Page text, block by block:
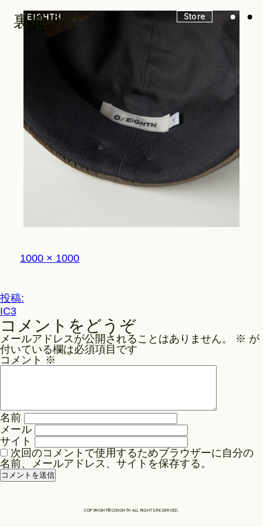
Store
Look
Construction
News
Store
裏地-002
フ
ル
ズ
1000 × 1000
投
稿
ナ
ビ
ゲ
ョ
ン
投稿:
IC3
コメントをどうぞ
メールアドレスが公開されることはありません。 ※ が
付いている欄は必須項目です
コメント ※
名前
メール
サイト
次回のコメントで使用するためブラウザーに自分の
名前、メールアドレス、サイトを保存する。
COPYRIGHT©O/EIGHTH ALL RIGHTS RESERVED.